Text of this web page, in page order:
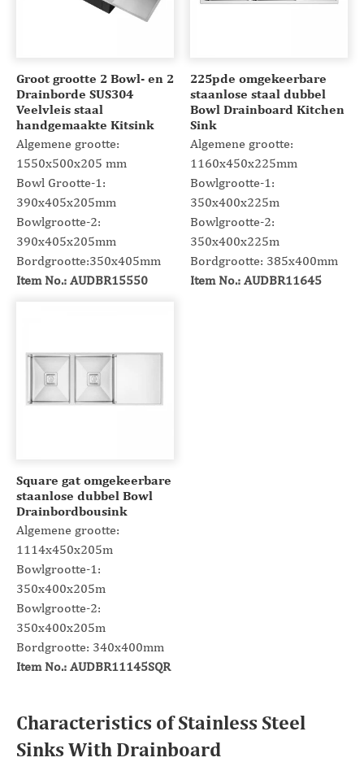
Groot grootte 2 Bowl- en 2
Drainborde SUS304
Veelvleis staal
handgemaakte Kitsink
Algemene grootte:
1550x500x205 mm
Bowl Grootte-1:
390x405x205mm
Bowlgrootte-2:
390x405x205mm
Bordgrootte:350x405mm
Item No.: AUDBR15550
225pde omgekeerbare
staanlose staal dubbel
Bowl Drainboard Kitchen
Sink
Algemene grootte:
1160x450x225mm
Bowlgrootte-1:
350x400x225m
Bowlgrootte-2:
350x400x225m
Bordgrootte: 385x400mm
Item No.: AUDBR11645
Square gat omgekeerbare
staanlose dubbel Bowl
Drainbordbousink
Algemene grootte:
1114x450x205m
Bowlgrootte-1:
350x400x205m
Bowlgrootte-2:
350x400x205m
Bordgrootte: 340x400mm
Item No.: AUDBR11145SQR
Characteristics of Stainless Steel
Sinks With Drainboard